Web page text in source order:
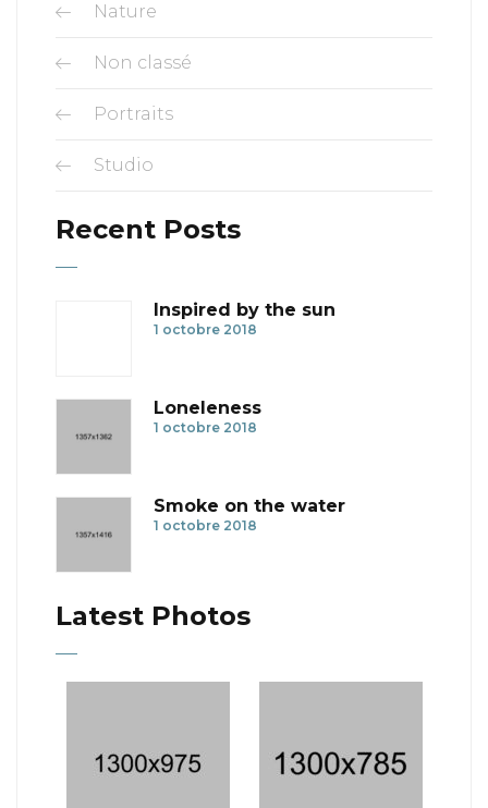
Nature
Non classé
Portraits
Studio
Recent Posts
Inspired by the sun
1 octobre 2018
Loneleness
1 octobre 2018
Smoke on the water
1 octobre 2018
Latest Photos